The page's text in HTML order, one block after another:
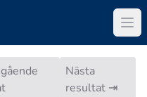
Nästa
resultat ⇥